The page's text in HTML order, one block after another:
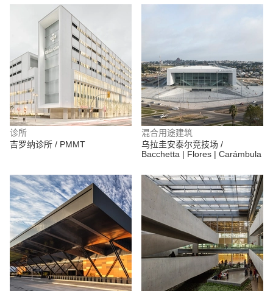
诊所
吉罗纳诊所 / PMMT
混合用途建筑
乌拉圭安泰尔竞技场 /
Bacchetta | Flores | Carámbula